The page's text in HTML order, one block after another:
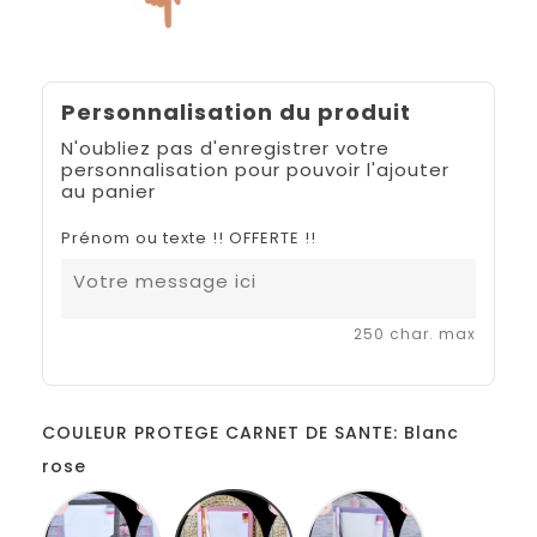
Personnalisation du produit
N'oubliez pas d'enregistrer votre
personnalisation pour pouvoir l'ajouter
au panier
Prénom ou texte !! OFFERTE !!
250 char. max
COULEUR PROTEGE CARNET DE SANTE: Blanc
rose
Blanc
gris
Blanc
rose